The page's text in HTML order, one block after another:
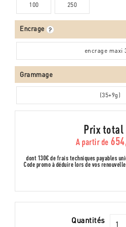
100 250
Encrage
encrage maxi
Grammage
(35+9g)
Prix total
A partir de
dont 130€ de frais techniques payables
Code promo à déduire lors de vos
Quantités